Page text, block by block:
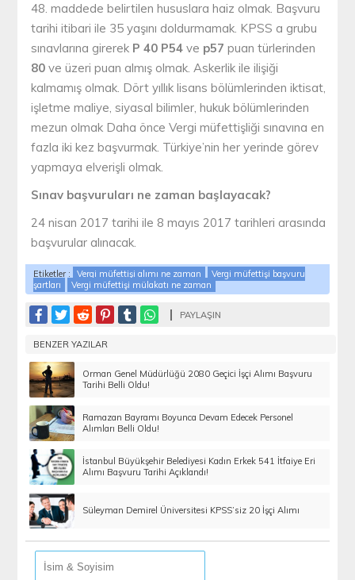
48. maddede belirtilen hususlara haiz olmak. Başvuru
tarihi itibari ile 35 yaşını doldurmamak. KPSS a grubu
sınavlarına girerek P 40 P54 ve p57 puan türlerinden
80 ve üzeri puan almış olmak. Askerlik ile ilişiği
kalmamış olmak. Dört yıllık lisans bölümlerinden iktisat,
işletme maliye, siyasal bilimler, hukuk bölümlerinden
mezun olmak Daha önce Vergi müfettişliği sınavına en
fazla iki kez başvurmak. Türkiye’nin her yerinde görev
yapmaya elverişli olmak.
Sınav başvuruları ne zaman başlayacak?
24 nisan 2017 tarihi ile 8 mayıs 2017 tarihleri arasında
başvurular alınacak.
Etiketler : Vergi müfettişi alımı ne zaman
Vergi müfettişi başvuru
şartları
Vergi müfettişi mülakatı ne zaman
PAYLAŞIN
BENZER YAZILAR
Orman Genel Müdürlüğü 2080 Geçici İşçi Alımı Başvuru
Tarihi Belli Oldu!
Ramazan Bayramı Boyunca Devam Edecek Personel
Alımları Belli Oldu!
İstanbul Büyükşehir Belediyesi Kadın Erkek 541 İtfaiye Eri
Alımı Başvuru Tarihi Açıklandı!
Süleyman Demirel Üniversitesi KPSS’siz 20 İşçi Alımı